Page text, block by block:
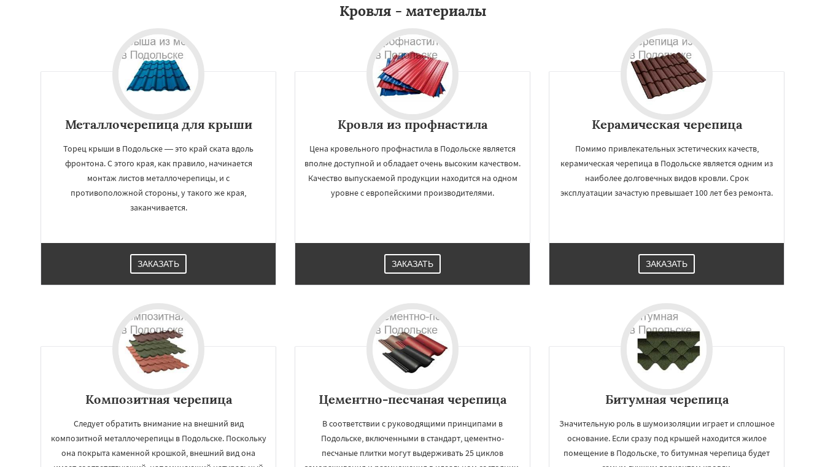
Сергиев Посад
КупавнаКровля - материалы
Металлочерепица для крыши
Торец крыши в Подольске — это край ската вдоль
фронтона. С этого края, как правило, начинается
монтаж листов металлочерепицы, и с
противоположной стороны, у такого же края,
заканчивается.
ЗАКАЗАТЬ
Кровля из профнастила
Цена кровельного профнастила в Подольске является
вполне доступной и обладает очень высоким качеством.
Качество выпускаемой продукции находится на одном
уровне с европейскими производителями.
ЗАКАЗАТЬ
Керамическая черепица
Помимо привлекательных эстетических качеств,
керамическая черепица в Подольске является одним из
наиболее долговечных видов кровли. Срок
эксплуатации зачастую превышает 100 лет без ремонта.
ЗАКАЗАТЬ
Композитная черепица
Следует обратить внимание на внешний вид
композитной металлочерепицы в Подольске. Поскольку
она покрыта каменной крошкой, внешний вид она
Цементно-песчаная черепица
В соответствии с руководящими принципами в
Подольске, включенными в стандарт, цементно-
песчаные плитки могут выдерживать 25 циклов
Битумная черепица
Значительную роль в шумоизоляции играет и сплошное
основание. Если сразу под крышей находится жилое
помещение в Подольске, то битумная черепица будет
Даю согласие на обработку персональных данных